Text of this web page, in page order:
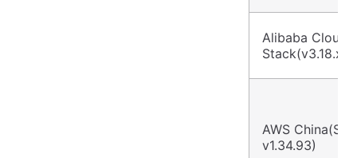
Alibaba Cloud
Stack(v3.18.x)
AWS
v1.34.93)